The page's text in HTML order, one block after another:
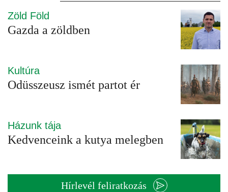
Zöld Föld
Gazda a zöldben
Kultúra
Odüsszeusz ismét partot ér
Házunk tája
Kedvenceink a kutya melegben
Hírlevél feliratkozás